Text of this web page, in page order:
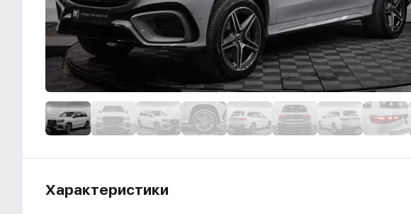
Характеристики